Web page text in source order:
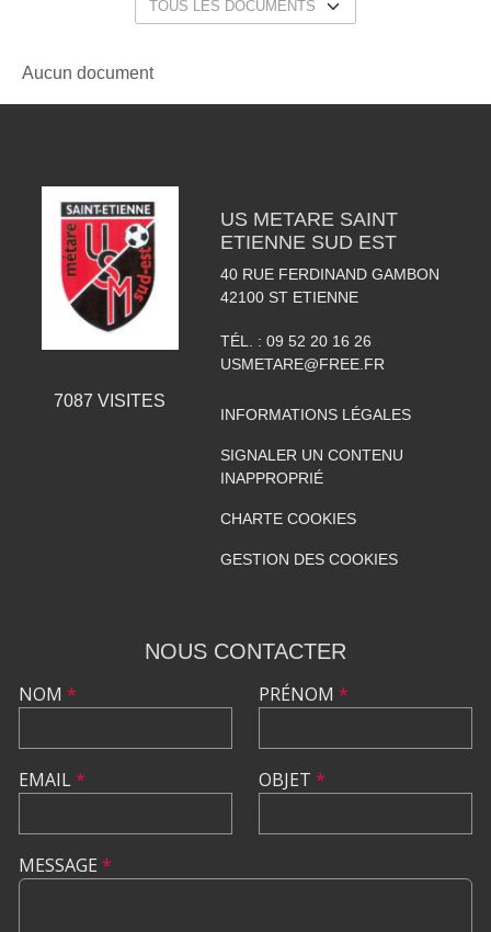
Aucun document
7087 VISITES
US METARE SAINT
ETIENNE SUD EST
40 RUE FERDINAND GAMBON
42100 ST ETIENNE
TÉL. : 09 52 20 16 26
USMETARE@FREE.FR
INFORMATIONS LÉGALES
SIGNALER UN CONTENU
INAPPROPRIÉ
CHARTE COOKIES
GESTION DES COOKIES
NOUS CONTACTER
NOM *
EMAIL*
PRÉNOM *
OBJET *
MESSAGE *